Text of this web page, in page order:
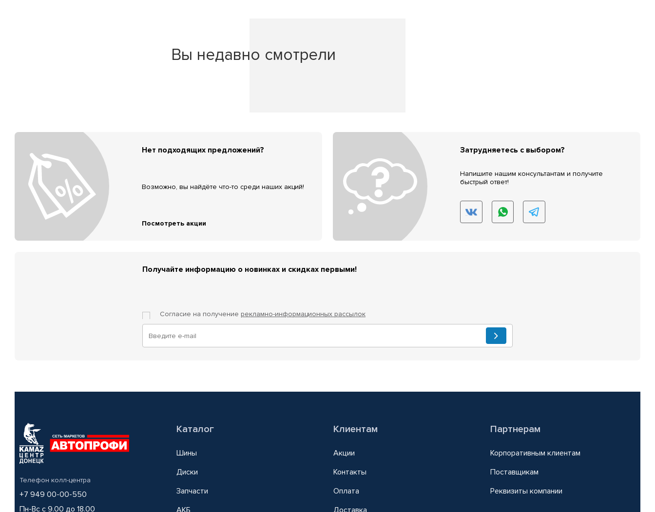
Вы недавно смотрели
Нет подходящих предложений?
Возможно, вы найдёте что-то среди наших акций!
Посмотреть акции
Затрудняетесь с выбором?
Напишите нашим консультантам и получите
быстрый ответ!
Получайте информацию о новинках и скидках первыми!
Согласие на получение рекламно-информационных рассылок
Телефон колл-центра
+7 949 00-00-550
Пн-Вс с 9.00 до 18.00
Каталог
Шины
Диски
Запчасти
АКБ
Клиентам
Акции
Контакты
Оплата
Доставка
Партнерам
Корпоративным клиентам
Поставщикам
Реквизиты компании